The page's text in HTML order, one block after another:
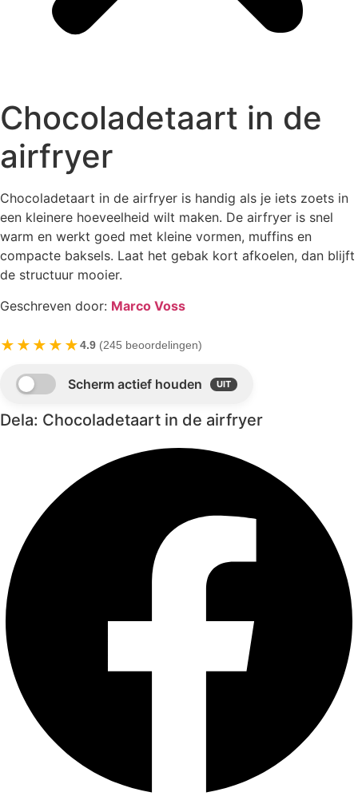
Chocoladetaart in de
airfryer
Chocoladetaart in de airfryer is handig als je iets zoets in
een kleinere hoeveelheid wilt maken. De airfryer is snel
warm en werkt goed met kleine vormen, muffins en
compacte baksels. Laat het gebak kort afkoelen, dan blijft
de structuur mooier.
Geschreven door: Marco Voss
★★★★★4.9 (245 beoordelingen)
Dela: Chocoladetaart in de airfryer